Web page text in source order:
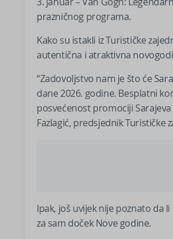
prazničnog programa.
Kako su istakli iz Turističke
autentična i atraktivna
“Zadovoljstvo nam je što će
dane 2026. godine. Besplatni
posvećenost promociji
Fazlagić, predsjednik Turističke
Ipak, još uvijek nije poznato da
za sam doček Nove godine.